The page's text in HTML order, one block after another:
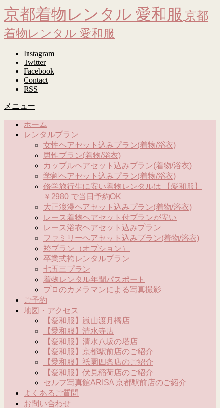
京都着物レンタル 愛和服 京都
着物レンタル 愛和服
Instagram
Twitter
Facebook
Contact
RSS
メニュー
ホーム
レンタルプラン
女性ヘアセット込みプラン(着物/浴衣)
男性プラン(着物/浴衣)
カップルヘアセット込みプラン(着物/浴衣)
学割ヘアセット込みプラン(着物/浴衣)
修学旅行生に安い着物レンタルは 【愛和服】
￥2980 で当日予約OK
大正浪漫ヘアセット込みプラン(着物/浴衣)
レース着物ヘアセット付プランが安い
レース浴衣ヘアセット込みプラン
ファミリーヘアセット込みプラン(着物/浴衣)
袴プラン（オプション）
卒業式袴レンタルプラン
七五三プラン
着物レンタル年間パスポート
プロのカメラマンによる写真撮影
ご予約
地図・アクセス
【愛和服】嵐山渡月橋店
【愛和服】清水寺店
【愛和服】清水八坂の塔店
【愛和服】京都駅前店のご紹介
【愛和服】祇園四条店のご紹介
【愛和服】伏見稲荷店のご紹介
セルフ写真館ARISA 京都駅前店のご紹介
よくあるご質問
お問い合わせ